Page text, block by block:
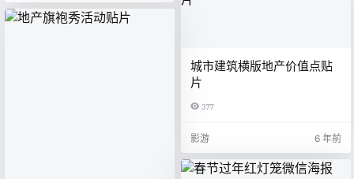
城市建筑横版地产价值点贴
片
377
影游 6 年前